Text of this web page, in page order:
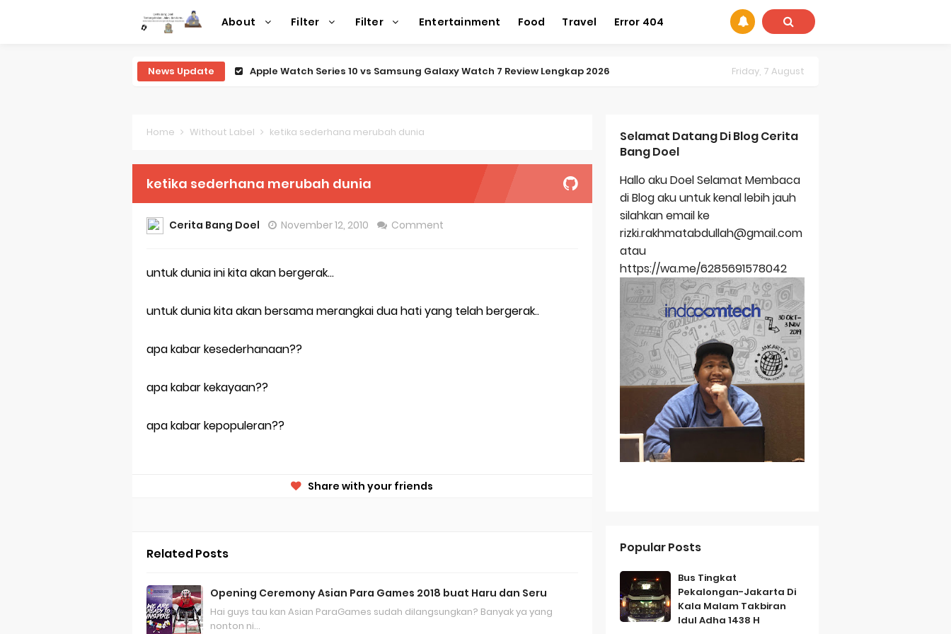
About Filter Filter Entertainment Food Travel Error 404
News Update Apple Watch Series 10 vs Samsung Galaxy Watch 7 Review Lengkap 2026
Review Lengkap Xiaomi Watch 2 Pro
Review Lengkap Garmin Fenix 8
Review Lengkap Samsung Galaxy Watch 7
Sejarah Merek Dagang Terkenal
Evolusi Identitas Dagang
Multinational Trademarks
Review Oppo Reno 15 Pro: Smartphone Premium dengan Kamera 200MP dan Baterai Tahan Lama
Review Vivo V70 FE: Smartphone Fan Edition dengan Fitur Flagship Harga Lebih Bersahabat
Merek Dagang dalam Perusahaan Besar
Friday, 7 August
Home Without Label ketika sederhana merubah dunia
ketika sederhana merubah dunia
Cerita Bang Doel November 12, 2010 Comment
untuk dunia ini kita akan bergerak...
untuk dunia kita akan bersama merangkai dua hati yang telah bergerak..
apa kabar kesederhanaan??
apa kabar kekayaan??
apa kabar kepopuleran??
Share with your friends
Related Posts
Opening Ceremony Asian Para Games 2018 buat Haru dan Seru
Hai guys tau kan Asian ParaGames sudah dilangsungkan? Banyak ya yang
nonton ni…
Selamat Datang Di Blog Cerita
Bang Doel
Hallo aku Doel Selamat Membaca
di Blog aku untuk kenal lebih jauh
silahkan email ke
rizki.rakhmatabdullah@gmail.com
atau
https://wa.me/6285691578042
Popular Posts
Bus Tingkat
Pekalongan-Jakarta Di
Kala Malam Takbiran
Idul Adha 1438 H